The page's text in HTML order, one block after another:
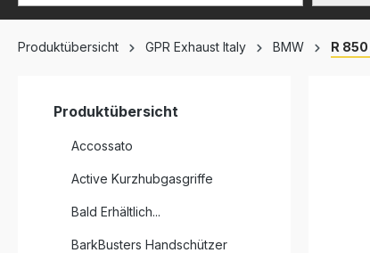
Produktübersicht GPR Exhaust Italy BMW R
Produktübersicht
Accossato
Active Kurzhubgasgriffe
Bald Erhältlich...
BarkBusters Handschützer